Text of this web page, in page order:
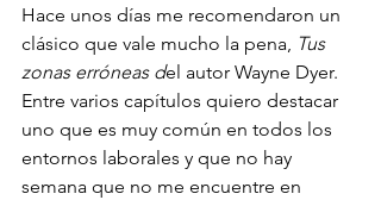
Hace unos días me recomendaron un
clásico que vale mucho la pena, Tus
zonas erróneas del autor Wayne Dyer.
Entre varios capítulos quiero destacar
uno que es muy común en todos los
entornos laborales y que no hay
semana que no me encuentre en